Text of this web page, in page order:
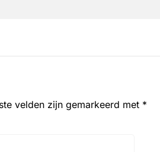
velden zijn gemarkeerd met *